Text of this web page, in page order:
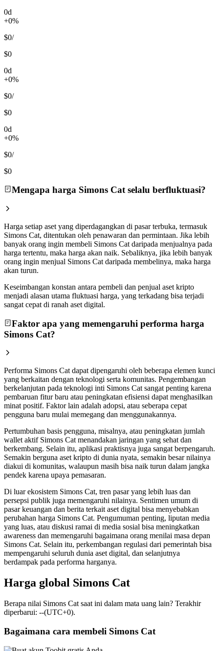
0d
+0%
$0/
$0
0d
+0%
$0/
$0
0d
+0%
$0/
$0
Mengapa harga Simons Cat selalu berfluktuasi?
Harga setiap aset yang diperdagangkan di pasar terbuka, termasuk
Simons Cat, ditentukan oleh penawaran dan permintaan. Jika lebih
banyak orang ingin membeli Simons Cat daripada menjualnya pada
harga tertentu, maka harga akan naik. Sebaliknya, jika lebih banyak
orang ingin menjual Simons Cat daripada membelinya, maka harga
akan turun.
Keseimbangan konstan antara pembeli dan penjual aset kripto
menjadi alasan utama fluktuasi harga, yang terkadang bisa terjadi
sangat cepat di ranah aset digital.
Faktor apa yang memengaruhi performa harga
Simons Cat?
Performa Simons Cat dapat dipengaruhi oleh beberapa elemen kunci
yang berkaitan dengan teknologi serta komunitas. Pengembangan
berkelanjutan pada teknologi inti Simons Cat sangat penting karena
pembaruan fitur baru atau peningkatan efisiensi dapat menghasilkan
minat positif. Faktor lain adalah adopsi, atau seberapa cepat
pengguna baru mulai memegang dan menggunakannya.
Pertumbuhan basis pengguna, misalnya, atau peningkatan jumlah
wallet aktif Simons Cat menandakan jaringan yang sehat dan
berkembang. Selain itu, aplikasi praktisnya juga sangat berpengaruh.
Semakin berguna aset kripto di dunia nyata, semakin besar nilainya
diakui di komunitas, walaupun masih bisa naik turun dalam jangka
pendek karena upaya pemasaran.
Di luar ekosistem Simons Cat, tren pasar yang lebih luas dan
persepsi publik juga memengaruhi nilainya. Sentimen umum di
pasar keuangan dan berita terkait aset digital bisa menyebabkan
perubahan harga Simons Cat. Pengumuman penting, liputan media
yang luas, atau diskusi ramai di media sosial bisa meningkatkan
awareness dan memengaruhi bagaimana orang menilai masa depan
Simons Cat. Selain itu, perkembangan regulasi dari pemerintah bisa
mempengaruhi seluruh dunia aset digital, dan selanjutnya
berdampak pada performa harganya.
Harga global Simons Cat
Berapa nilai Simons Cat saat ini dalam mata uang lain? Terakhir
diperbarui: --(UTC+0).
Bagaimana cara membeli Simons Cat